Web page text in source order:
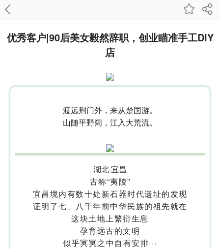
优秀客户|90后美女毅然辞职，创业瞄准手工DIY
店
渡远荆门外，来从楚国游。
山随平野阔，江入大荒流。
湖北·宜昌
古称“夷陵”
宜昌境内有数十处新石器时代遗址的发现
证明了七、八千年前中华民族的祖先就在
这块土地上繁衍生息
孕育远古的文明
似乎冥冥之中自有安排···